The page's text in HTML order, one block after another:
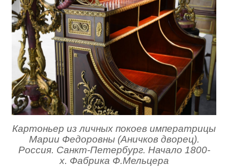
Картоньер из личных покоев императрицы
Марии Федоровны (Аничков дворец).
Россия. Санкт-Петербург. Начало 1800-
х. Фабрика Ф.Мельцера